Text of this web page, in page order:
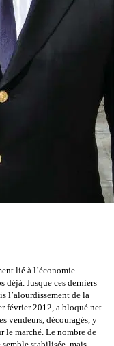
lié à l’économie
déjà. Jusque ces derniers
l’alourdissement de la
février 2012, a bloqué net
vendeurs, découragés, y
le marché. Le nombre de